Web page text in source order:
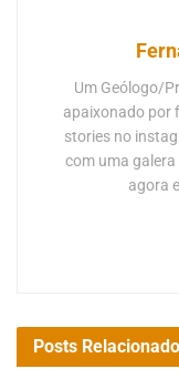
Um Geólogo/
apaixonado por
stories no
com uma
agora
Posts